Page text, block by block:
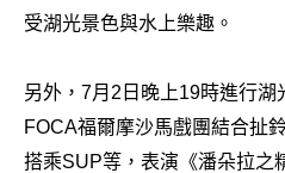
受湖光景色與水上樂趣。
另外，7月2日晚上19時進行
FOCA福爾摩沙馬戲團結合扯
搭乘SUP等，表演《潘朵拉之